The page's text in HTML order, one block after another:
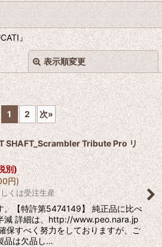
』
表示順変更
絞り込む
閉じる
1 2 次»
SHAFT_Scrambler Tribute Pro リ
別)
円)
くは受注生産
。【特許第5474149】 純正品に比べ
減 詳細は、http://www.peo.nara.jp
保すべく努力をしておりますが、ご
品は欠品し…